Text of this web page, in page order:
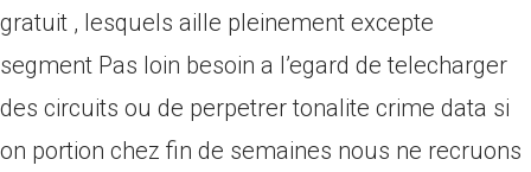
gratuit , lesquels aille pleinement excepte
segment Pas loin besoin a l’egard de telecharger
des circuits ou de perpetrer tonalite crime data si
on portion chez fin de semaines nous ne recruons